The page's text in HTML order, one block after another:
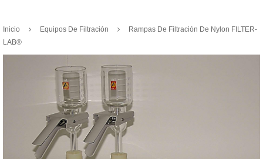
Inicio Equipos De Filtración
Rampas De Filtración De Nylon FILTER-
LAB®